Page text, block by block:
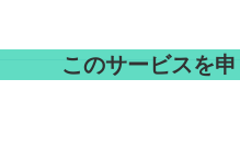
このサービスを